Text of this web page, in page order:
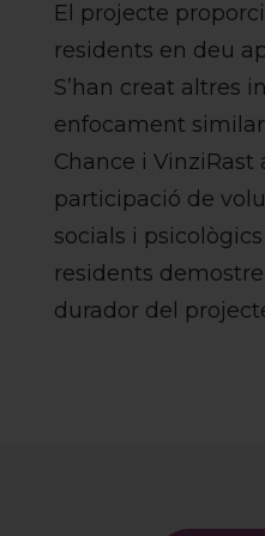
El projecte
residents en deu
S’han creat altres
enfocament
Chance i VinziRast
participació de
socials i
residents
durador del